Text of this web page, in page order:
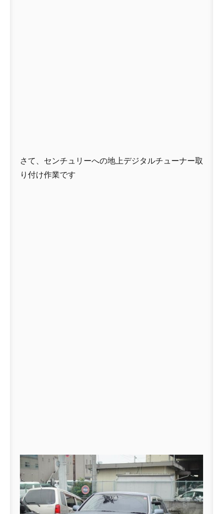
さて、センチュリーへの地上デジタルチューナー取
り付け作業です